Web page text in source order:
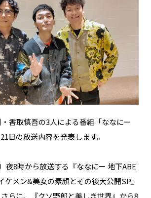
会
香取慎吾の3人による番組「ななにー
日の放送内容を発表します。
夜8時から放送する『ななにー 地下ABE
ケメン&美女の素顔とその後大公開SP』
らに、『クソ野郎と美しき世界』から8